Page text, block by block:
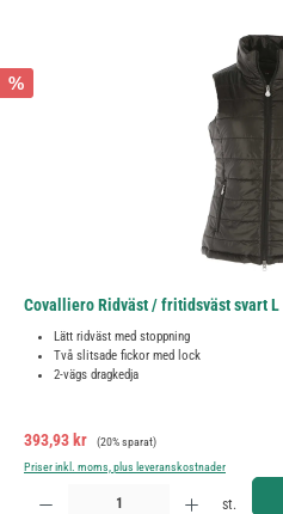
%
Covalliero Ridväst / fritidsväst svart L
Lätt ridväst med stoppning
Två slitsade fickor med lock
2-vägs dragkedja
Försäljningspris:
393,93 kr Ordinarie pris:
(20% sparat)
Priser inkl. moms, plus leveranskostnader
Produktkvantitet: Ange önskat belopp eller
st.